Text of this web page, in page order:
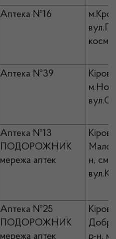
Аптека №16
Аптека №39
Аптека №13
ПОДОРОЖНИК
мережа аптек
н, смт
Аптека №25
ПОДОРОЖНИК
мережа аптек
р-н,